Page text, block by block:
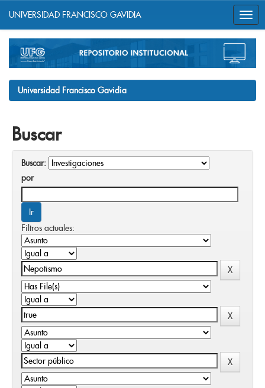
navigation
UNIVERSIDAD FRANCISCO GAVIDIA
Universidad Francisco Gavidia
Buscar
Buscar:
por
Filtros actuales: